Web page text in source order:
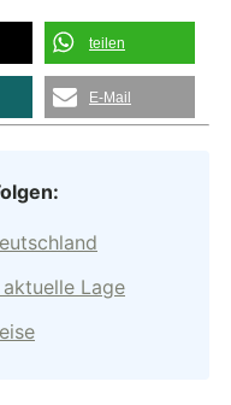
teilen
E-Mail
Lage